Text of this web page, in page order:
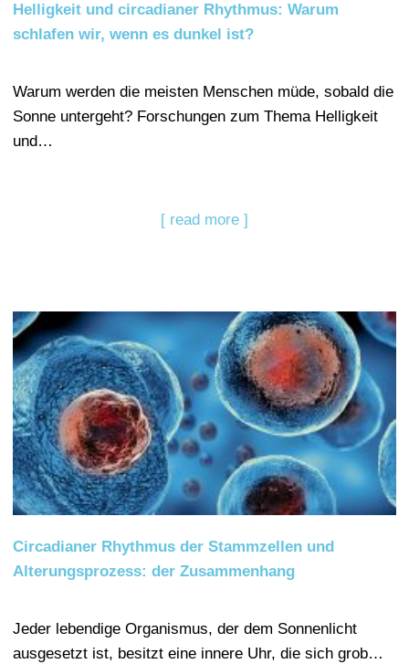
Helligkeit und circadianer Rhythmus: Warum
schlafen wir, wenn es dunkel ist?
Warum werden die meisten Menschen müde, sobald die
Sonne untergeht? Forschungen zum Thema Helligkeit
und…
[ read more ]
Circadianer Rhythmus der Stammzellen und
Alterungsprozess: der Zusammenhang
Jeder lebendige Organismus, der dem Sonnenlicht
ausgesetzt ist, besitzt eine innere Uhr, die sich grob…